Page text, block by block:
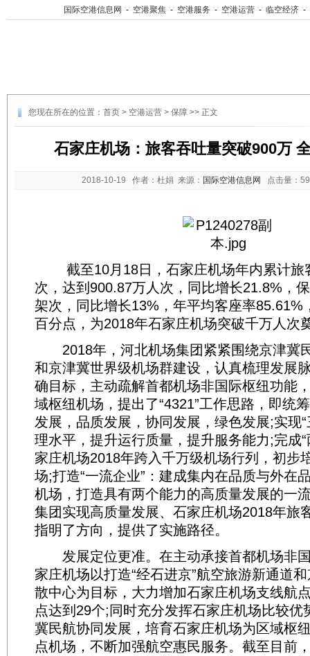
国际空港信息网 - 空港聚焦 - 空港服务 - 空港运营 - 临空经济 -
您现在所在的位置： 首页 > 空港运营 > 保障 >> 正文
石家庄机场：旅客吞吐量突破900万
2018-10-19 作者：杜娟 来源： 国际空港信息网 点击量：
截至10月18日，石家庄机场年内累计旅
次，达到900.87万人次，同比增长21.8%，
架次，同比增长13%，年平均客座率85.61%
百分点，为2018年石家庄机场突破千万人次
2018年，河北机场集团紧紧围绕京津冀
和京津冀世界级机场群建设，认真梳理发展
确目标，主动疏解首都机场非国际枢纽功能
域枢纽机场，提出了“4321”工作思路，即统
发展，品质发展，协同发展，绿色发展;实现
理水平，提升运行质量，提升服务能力;完成
家庄机场2018年跨入千万级机场行列，初步
场;打造“一流企业”：建成集内在品质与外在
机场，打造具有两个能力的高质量发展的一
集团实现高质量发展、石家庄机场2018年旅
指明了方向，提供了实施路径。
发展定位更准。在主动承接首都机场非
家庄机场以打造“经石进京”航空旅游新通道
散中心为目标，大力增加石家庄机场支线航
点达到29个;同时充分发挥石家庄机场比较优
冀民航协同发展，培育石家庄机场为区域枢
点机场，不断加强航空惠民服务。截至目前